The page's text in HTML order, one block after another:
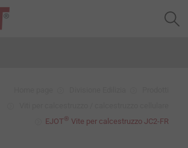
EJOT® Vite per calcestruzzo JC2-FR